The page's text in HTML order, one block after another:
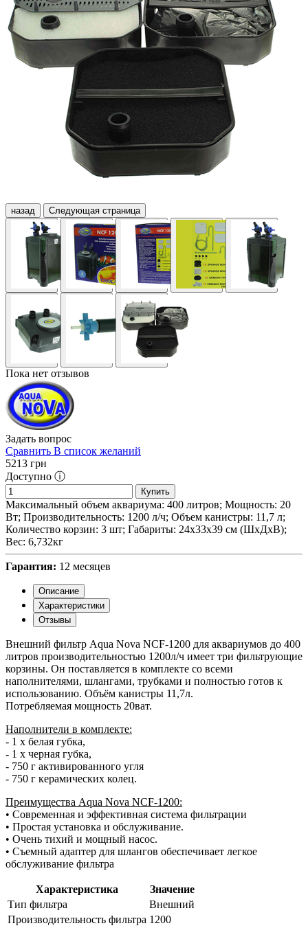
назад Следующая страница
Пока нет отзывов
Задать вопрос
Сравнить В список желаний
5213 грн
Доступно ⓘ
Купить
Максимальный объем аквариума: 400 литров; Мощность: 20
Вт; Производительность: 1200 л/ч; Объем канистры: 11,7 л;
Количество корзин: 3 шт; Габариты: 24х33х39 см (ШхДхВ);
Вес: 6,732кг
Гарантия: 12 месяцев
Описание
Характеристики
Отзывы
Внешний фильтр Aqua Nova NCF-1200 для аквариумов до 400
литров производительностью 1200л/ч имеет три фильтрующие
корзины. Он поставляется в комплекте со всеми
наполнителями, шлангами, трубками и полностью готов к
использованию. Объём канистры 11,7л.
Потребляемая мощность 20ват.
Наполнители в комплекте:
- 1 х белая губка,
- 1 х черная губка,
- 750 г активированного угля
- 750 г керамических колец.
Преимущества Aqua Nova NCF-1200:
• Современная и эффективная система фильтрации
• Простая установка и обслуживание.
• Очень тихий и мощный насос.
• Съемный адаптер для шлангов обеспечивает легкое
обслуживание фильтра
Характеристика
Значение
Тип фильтра
Внешний
Производительность фильтра 1200